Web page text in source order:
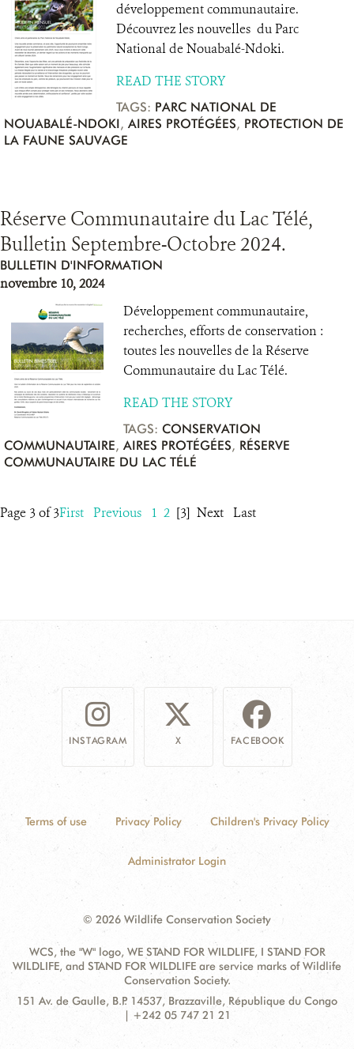
développement communautaire.
Découvrez les nouvelles du Parc
National de Nouabalé-Ndoki.
READ THE STORY
TAGS: PARC NATIONAL DE
NOUABALÉ-NDOKI, AIRES PROTÉGÉES, PROTECTION DE
LA FAUNE SAUVAGE
Réserve Communautaire du Lac Télé,
Bulletin Septembre-Octobre 2024.
BULLETIN D'INFORMATION
novembre 10, 2024
Développement communautaire,
recherches, efforts de conservation :
toutes les nouvelles de la Réserve
Communautaire du Lac Télé.
READ THE STORY
TAGS: CONSERVATION
COMMUNAUTAIRE, AIRES PROTÉGÉES, RÉSERVE
COMMUNAUTAIRE DU LAC TÉLÉ
Page 3 of 3First Previous 1 2 [3] Next Last
INSTAGRAM X FACEBOOK
Terms of use Privacy Policy Children's Privacy Policy
Administrator Login
© 2026 Wildlife Conservation Society
WCS, the "W" logo, WE STAND FOR WILDLIFE, I STAND FOR
WILDLIFE, and STAND FOR WILDLIFE are service marks of Wildlife
Conservation Society.
Contact
Address:
151 Av. de Gaulle, B.P. 14537, Brazzaville, République du Congo
| +242 05 747 21 21